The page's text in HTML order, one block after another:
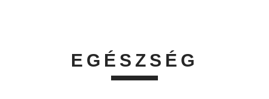
EGÉSZSÉG